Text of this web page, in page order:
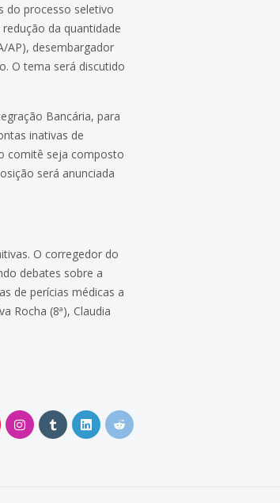
do processo seletivo
da quantidade
AP), desembargador
O tema será discutido
Bancária, para
inativas de
comitê seja composto
será anunciada
O corregedor do
debates sobre a
de perícias médicas a
Rocha (8ª), Claudia